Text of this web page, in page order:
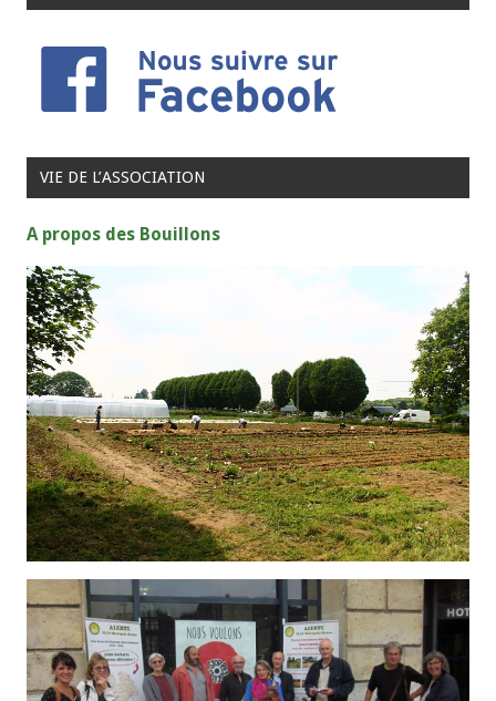
VIE DE L’ASSOCIATION
A propos des Bouillons